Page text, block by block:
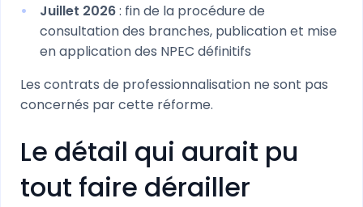
Juillet 2026: fin de la procédure de
consultation des branches, publication et mise
en application des NPEC définitifs
Les contrats de professionnalisation ne sont pas
concernés par cette réforme.
Le détail qui aurait pu
tout faire dérailler